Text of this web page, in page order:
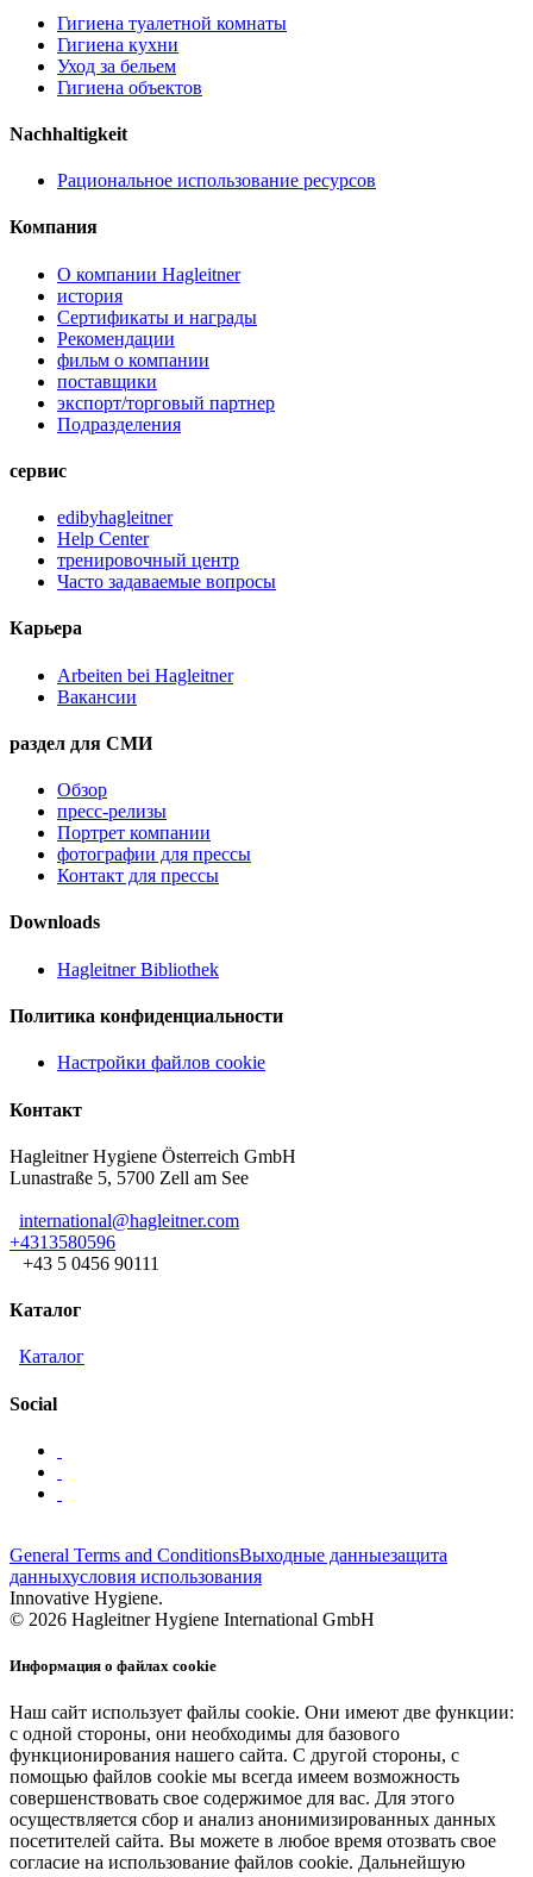
Гигиена туалетной комнаты
Гигиена кухни
Уход за бельем
Гигиена объектов
Nachhaltigkeit
Рациональное использование ресурсов
Компания
О компании Hagleitner
история
Сертификаты и награды
Рекомендации
фильм о компании
поставщики
экспорт/торговый партнер
Подразделения
сервис
edibyhagleitner
Help Center
тренировочный центр
Часто задаваемые вопросы
Карьера
Arbeiten bei Hagleitner
Вакансии
раздел для СМИ
Обзор
пресс-релизы
Портрет компании
фотографии для прессы
Контакт для прессы
Downloads
Hagleitner Bibliothek
Политика конфиденциальности
Настройки файлов cookie
Контакт
Hagleitner Hygiene Österreich GmbH
Lunastraße 5, 5700 Zell am See
international@hagleitner.com
+4313580596
+43 5 0456 90111
Каталог
Каталог
Social
General Terms and ConditionsВыходные данныезащита
данныхусловия использования
Innovative Hygiene.
© 2026 Hagleitner Hygiene International GmbH
Информация о файлах cookie
Наш сайт использует файлы cookie. Они имеют две функции:
с одной стороны, они необходимы для базового
функционирования нашего сайта. С другой стороны, с
помощью файлов cookie мы всегда имеем возможность
совершенствовать свое содержимое для вас. Для этого
осуществляется сбор и анализ анонимизированных данных
посетителей сайта. Вы можете в любое время отозвать свое
согласие на использование файлов cookie. Дальнейшую